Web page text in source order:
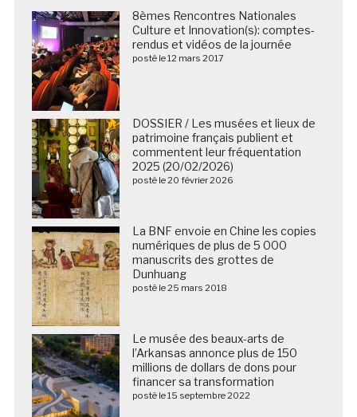
8èmes Rencontres Nationales
Culture et Innovation(s): comptes-
rendus et vidéos de la journée
posté le 12 mars 2017
DOSSIER / Les musées et lieux de
patrimoine français publient et
commentent leur fréquentation
2025 (20/02/2026)
posté le 20 février 2026
La BNF envoie en Chine les copies
numériques de plus de 5 000
manuscrits des grottes de
Dunhuang
posté le 25 mars 2018
Le musée des beaux-arts de
l’Arkansas annonce plus de 150
millions de dollars de dons pour
financer sa transformation
posté le 15 septembre 2022